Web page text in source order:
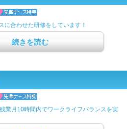
に合わせた研修をしています！
続きを読む
業月10時間内でワークライフバランスを実